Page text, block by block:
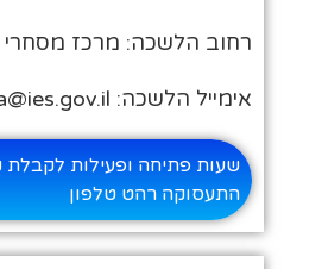
רחוב הלשכה: מרכז מסחרי
אימייל הלשכה: amina@ies.gov.il
שעות פתיחה ופעילות
התעסוקה רהט טלפון